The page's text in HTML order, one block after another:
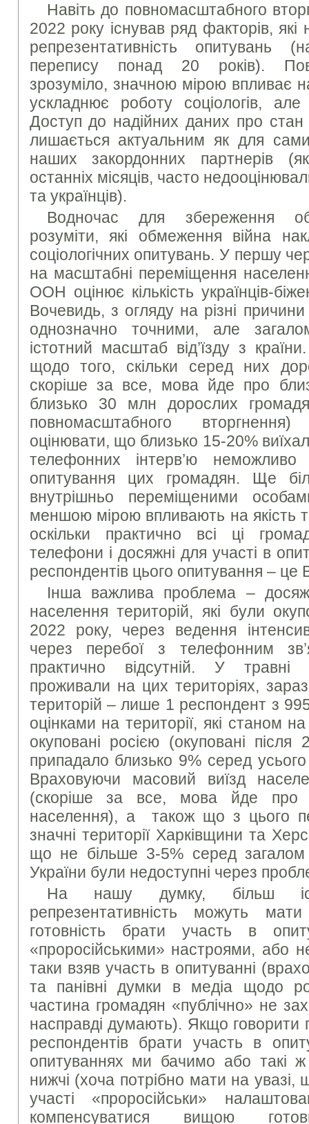
Навіть до повномасштабного
2022 року існував ряд факторів,
репрезентативність опитувань
перепису понад 20 років).
зрозуміло, значною мірою впливає
ускладнює роботу соціологів,
Доступ до надійних даних про стан
лишається актуальним як для
наших закордонних партнерів
останніх місяців, часто
та українців).
Водночас для збереження
розуміти, які обмеження війна
соціологічних опитувань. У першу
на масштабні переміщення
ООН оцінює кількість українців-
Вочевидь, з огляду на різні
однозначно точними, але
істотний масштаб від’їзду з
щодо того, скільки серед них
скоріше за все, мова йде про
близько 30 млн дорослих
повномасштабного
оцінювати, що близько 15-20%
телефонних інтерв’ю неможливо
опитування цих громадян. Ще
внутрішньо переміщеними
меншою мірою впливають на якість
оскільки практично всі ці
телефони і досяжні для участі в
респондентів цього опитування –
Інша важлива проблема –
населення територій, які були
2022 року, через ведення
через перебої з телефонним
практично відсутній. У травні
проживали на цих територіях,
територій – лише 1 респондент з
оцінками на території, які станом
окуповані росією (окуповані
припадало близько 9% серед
Враховуючи масовий виїзд
(скоріше за все, мова йде
населення), а також що з цього
значні території Харківщини та
що не більше 3-5% серед загалом
України були недоступні через
На нашу думку, більш
репрезентативність можуть
готовність брати участь в
«проросійськими» настроями, або
таки взяв участь в опитуванні
та панівні думки в медіа щодо
частина громадян «публічно» не
насправді думають). Якщо говорити
респондентів брати участь в
опитуваннях ми бачимо або такі
нижчі (хоча потрібно мати на увазі,
участі «проросійськи»
компенсуватися вищою